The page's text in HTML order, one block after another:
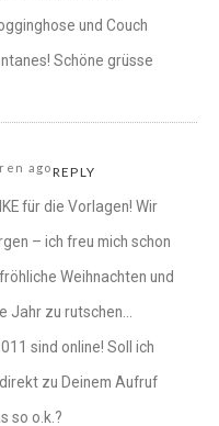
und Couch
Schöne grüsse
agoREPLY
für die Vorlagen! Wir
– ich freu mich schon
Weihnachten und
Jahr zu rutschen…
sind online! Soll ich
zu Deinem Aufruf
so o.k.?